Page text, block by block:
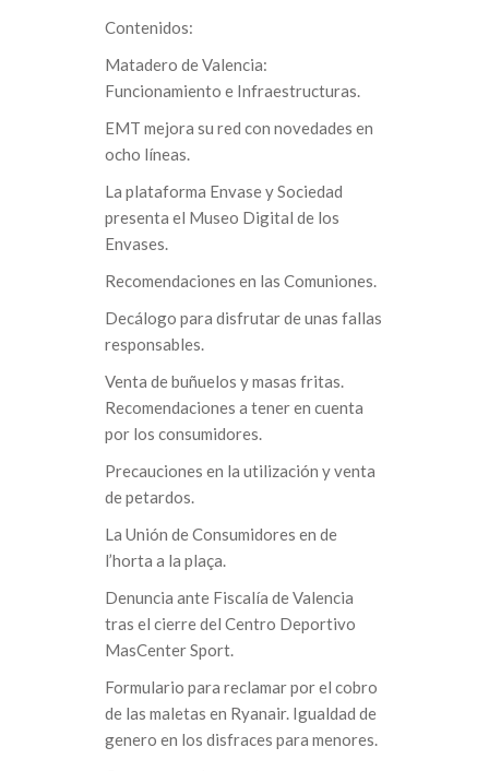
Contenidos:
Matadero de Valencia:
Funcionamiento e Infraestructuras.
EMT mejora su red con novedades en
ocho líneas.
La plataforma Envase y Sociedad
presenta el Museo Digital de los
Envases.
Recomendaciones en las Comuniones.
Decálogo para disfrutar de unas fallas
responsables.
Venta de buñuelos y masas fritas.
Recomendaciones a tener en cuenta
por los consumidores.
Precauciones en la utilización y venta
de petardos.
La Unión de Consumidores en de
l’horta a la plaça.
Denuncia ante Fiscalía de Valencia
tras el cierre del Centro Deportivo
MasCenter Sport.
Formulario para reclamar por el cobro
de las maletas en Ryanair. Igualdad de
genero en los disfraces para menores.